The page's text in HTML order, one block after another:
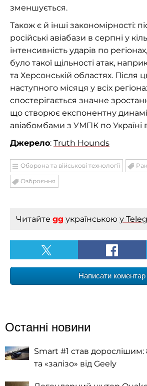
зменшується.
Також є й інші закономірності:
російські авіабази в серпні у
інтенсивність ударів по
було такої щільності атак,
та Херсонській областях. Після
наступного місяця у всіх
спостерігається значне
що створює експонентну
авіабомбами з УМПК по Україні
Джерело: Truth Hounds
Оборона та військові технології
Озброєння
Читайте gg українською у
Написати коментар
Останні новини
Smart #1 став дорослішим:
та «залізо» від Geely